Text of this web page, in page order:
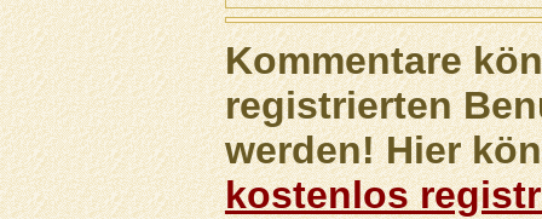
Kommentare
registrierten
werden! Hier
kostenlos